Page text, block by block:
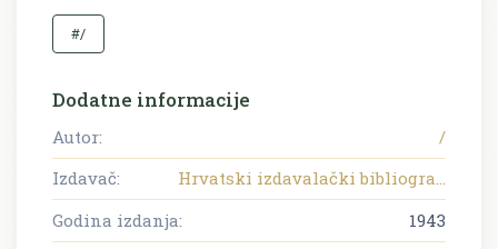
#/
Dodatne informacije
Autor:
/
Izdavač:
Hrvatski izdavalački bibliogra...
Godina izdanja:
1943